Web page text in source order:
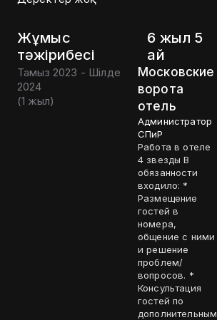
Жұмыс
тәжірибесі
6 жыл 5
ай
Тамыз 2023 - Шілде
2024
(1 жыл)
Московские
ворота
отель
Администратор
СПиР
Работа в отеле
4 звезды В
обязанности
входило: *
Размещение
гостей в
номера,
общение с ними
и решение
проблем/
вопросов. *
Консультация
гостей по
дополнительным